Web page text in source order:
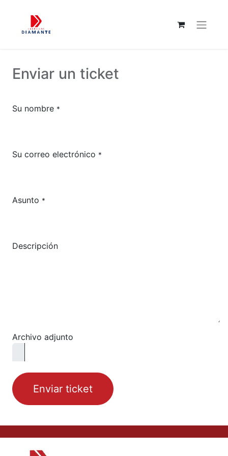
Enviar un ticket
Su nombre *
Su correo electrónico *
Asunto *
Descripción
Archivo adjunto
Enviar ticket